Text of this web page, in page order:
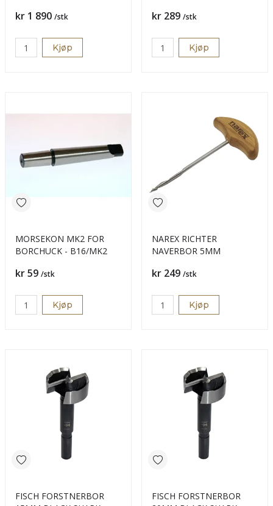
Pris
kr 1 890 /stk
Kjøp
Pris
kr 289 /stk
Kjøp
MORSEKON MK2 FOR
BORCHUCK - B16/MK2
Pris
kr 59 /stk
Kjøp
NAREX RICHTER
NAVERBOR 5MM
Pris
kr 249 /stk
Kjøp
FISCH FORSTNERBOR
FISCH FORSTNERBOR